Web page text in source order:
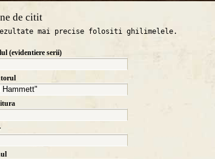
de citit
mai precise folositi ghilimelele.
(evidentiere serii)